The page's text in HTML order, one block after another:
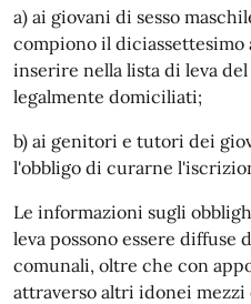
a) ai giovani di sesso
compiono il diciassettesimo
inserire nella lista di leva
legalmente domiciliati;
b) ai genitori e tutori dei
l'obbligo di curarne
Le informazioni sugli
leva possono essere diffuse
comunali, oltre che con
attraverso altri idonei mezzi